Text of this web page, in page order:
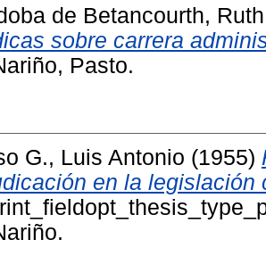
de Betancourth,
sobre carrera
Pasto.
G., Luis Antonio (1955)
en la legislación